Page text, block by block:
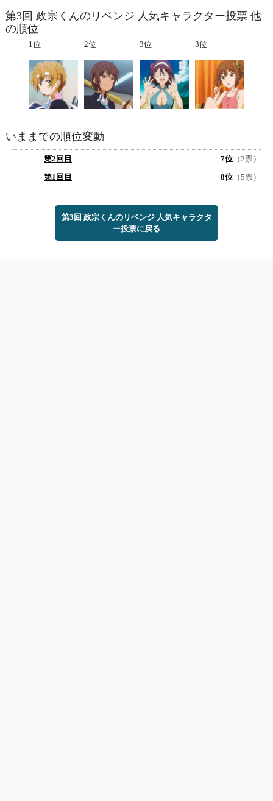
第3回 政宗くんのリベンジ 人気キャラクター投票 他
の順位
1位 2位 3位 3位
いままでの順位変動
第2回目 7位 （2票）
第1回目
8位 （5票）
第3回 政宗くんのリベンジ 人気キャラクタ
ー投票に戻る